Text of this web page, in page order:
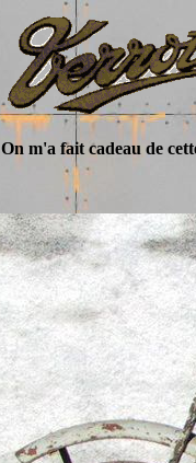
On m'a fait cadeau de